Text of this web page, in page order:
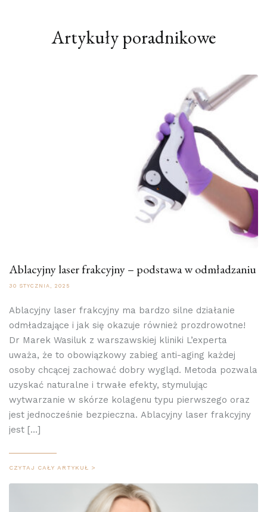
Artykuły poradnikowe
Ablacyjny laser frakcyjny – podstawa w odmładzaniu
30 STYCZNIA, 2025
Ablacyjny laser frakcyjny ma bardzo silne działanie
odmładzające i jak się okazuje również prozdrowotne!
Dr Marek Wasiluk z warszawskiej kliniki L’experta
uważa, że to obowiązkowy zabieg anti-aging każdej
osoby chcącej zachować dobry wygląd. Metoda pozwala
uzyskać naturalne i trwałe efekty, stymulując
wytwarzanie w skórze kolagenu typu pierwszego oraz
jest jednocześnie bezpieczna. Ablacyjny laser frakcyjny
jest […]
CZYTAJ CAŁY ARTYKUŁ >